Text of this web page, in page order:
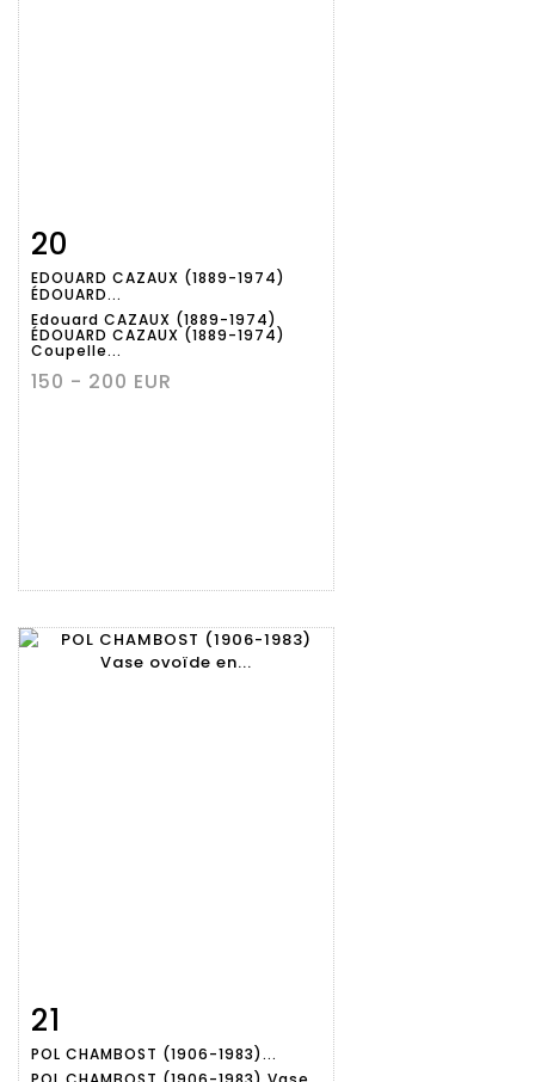
détaillée
20
EDOUARD CAZAUX (1889-1974)
ÉDOUARD...
Edouard CAZAUX (1889-1974)
ÉDOUARD CAZAUX (1889-1974)
Coupelle...
150 - 200 EUR
détaillée
21
POL CHAMBOST (1906-1983)...